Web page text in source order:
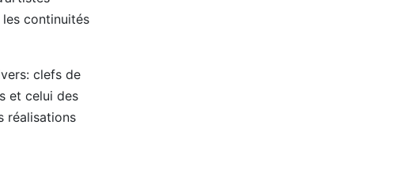
les continuités
clefs de
et celui des
réalisations